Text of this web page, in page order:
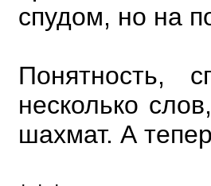
спудом, но на
Понятность,
несколько
шахмат. А